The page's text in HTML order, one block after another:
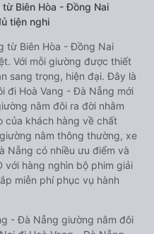
Biên Hòa - Đồng Nai
tiện nghi
từ Biên Hòa - Đồng Nai
Với mỗi giường được thiết
sang trọng, hiện đại. Đây là
đi Hoà Vang - Đà Nẵng mới
nằm đôi ra đời nhằm
của khách hàng về chất
nằm thông thường, xe
Nẵng có nhiều ưu điểm và
với hàng nghìn bộ phim giải
miễn phí phục vụ hành
- Đà Nẵng giường nằm đôi